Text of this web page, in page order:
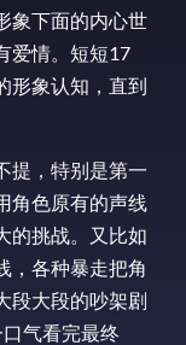
象下面的内心世
爱情。短短17
形象认知，直到
提，特别是第一
角色原有的声线
的挑战。又比如
，各种暴走把角
段大段的吵架剧
气看完最终